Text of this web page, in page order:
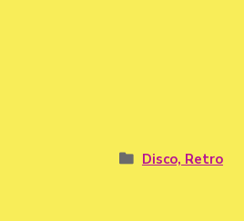
Disco, Retro